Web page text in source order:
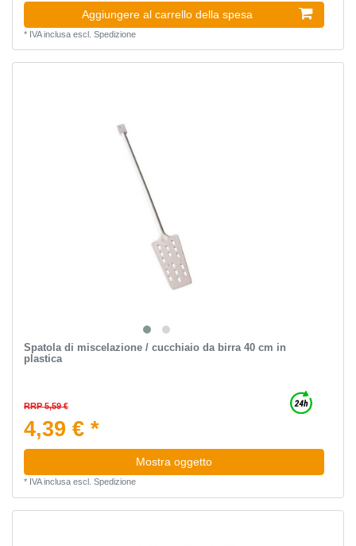
Aggiungere al carrello della spesa
* IVA inclusaescl. Spedizione
Spatola di miscelazione / cucchiaio da birra 40 cm in
plastica
RRP 5,59 €
4,39 € *
Mostra oggetto
* IVA inclusaescl. Spedizione